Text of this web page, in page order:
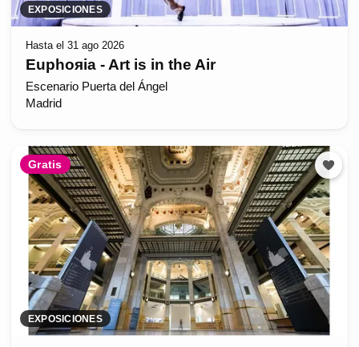
EXPOSICIONES
Hasta el 31 ago 2026
Euphoяia - Art is in the Air
Escenario Puerta del Ángel
Madrid
Gratis
EXPOSICIONES